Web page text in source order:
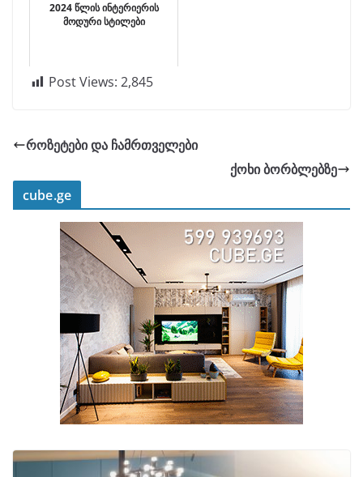
2024 წლის ინტერიერის
მოდური სტილები
Post Views: 2,845
როზეტები და ჩამრთველები
ქოხი ბორბლებზე
cube.ge